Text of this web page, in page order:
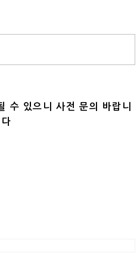
수 있으니 사전 문의 바랍니
다